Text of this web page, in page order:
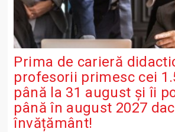
Prima de carieră
profesorii primesc cei
până la 31 august și îi
până în august 2027
învățământ!